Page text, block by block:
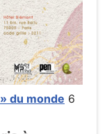
du monde 6